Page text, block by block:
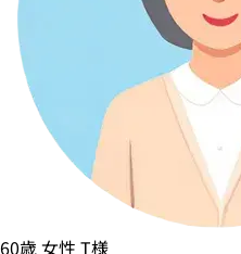
60歳女性 T様